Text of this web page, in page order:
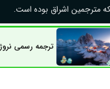
مترجمین اشراق بوده است.
می‌باشد. ترجمه رسمی